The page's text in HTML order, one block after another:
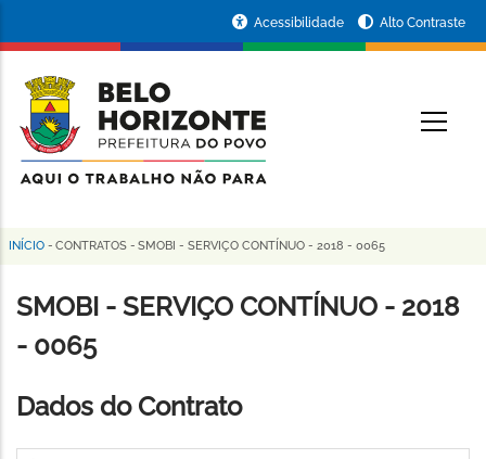
conteúdo
principal
da
Prefeitura
de
Horizonte
Acessibilidade Alto Contraste
Trilha
de
navegação
INÍCIO - CONTRATOS - SMOBI - SERVIÇO CONTÍNUO - 2018 - 0065
SMOBI - SERVIÇO CONTÍNUO - 2018
- 0065
Dados do Contrato